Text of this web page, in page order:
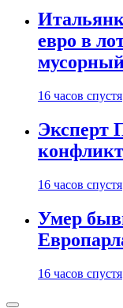
евро в
16 часов спустя
Эксперт
16 часов спустя
Умер
16 часов спустя